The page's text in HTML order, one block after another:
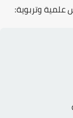
وتربوية: